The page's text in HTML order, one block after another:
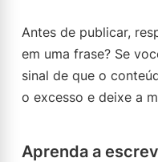
Antes de publicar,
em uma frase? Se
sinal de que o
o excesso e deixe a
Aprenda a